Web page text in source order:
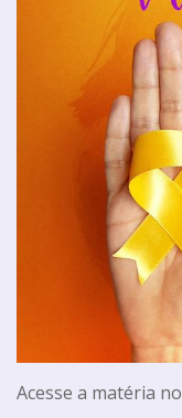
Acesse a matéria no